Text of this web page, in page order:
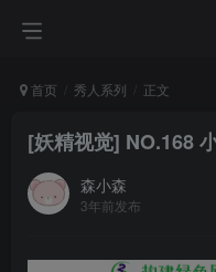
首页 秀人系列 正文
[妖精视觉] NO.168
森小森
3年前发布